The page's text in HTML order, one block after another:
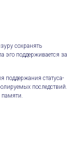
сохранять
эго поддерживается за
поддержания статуса-
последствий.
памяти.